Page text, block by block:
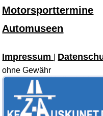
Motorsporttermine
Automuseen
Impressum
ohne Gewähr